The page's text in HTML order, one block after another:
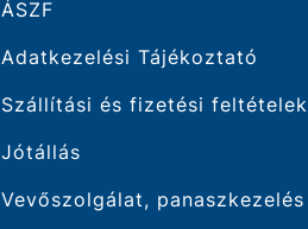
ÁSZF
Adatkezelési Tájékoztató
Szállítási és fizetési feltételek
Jótállás
Vevőszolgálat, panaszkezelés